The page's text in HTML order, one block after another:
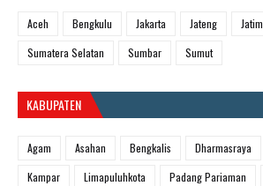
Aceh Bengkulu Jakarta Jateng Jatim
Sumatera Selatan
Sumbar Sumut
KABUPATEN
Agam Asahan Bengkalis Dharmasraya
Kampar
Limapuluhkota Padang Pariaman